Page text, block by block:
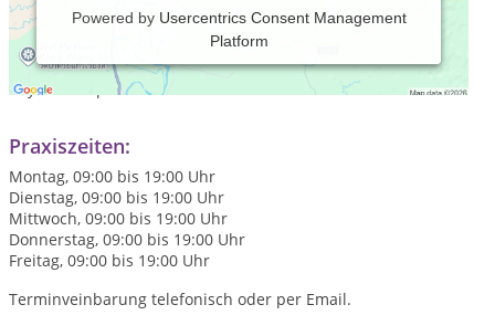
Powered by Usercentrics Consent Management
Platform
CranioSacrale und Viscerale Osteopathie - ganzheitliche
psychodynamische Körpertherapie und klassische
Physiotherapie
Praxiszeiten:
Montag, 09:00 bis 19:00 Uhr
Dienstag, 09:00 bis 19:00 Uhr
Mittwoch, 09:00 bis 19:00 Uhr
Donnerstag, 09:00 bis 19:00 Uhr
Freitag, 09:00 bis 19:00 Uhr
Terminveinbarung telefonisch oder per Email.